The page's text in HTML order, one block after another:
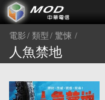
電影 類型 驚悚
人魚禁地